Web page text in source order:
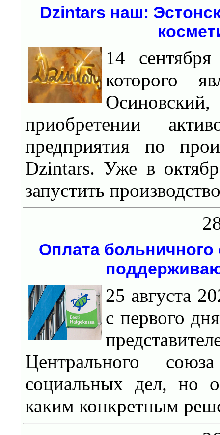
Dzintars наш:
14
которого
приобретении
предприятия по
Dzintars. Уже в
запустить
Оплата
25 августа
с первого
Центрального
социальных дел, но
каким конкретным